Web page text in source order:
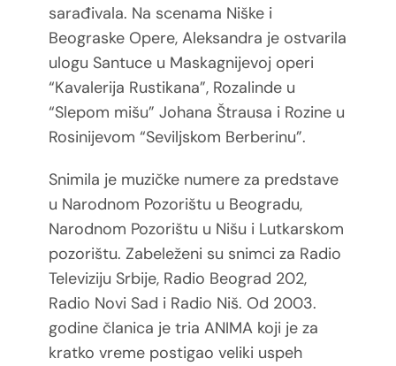
sarađivala. Na scenama Niške i
Beograske Opere, Aleksandra je ostvarila
ulogu Santuce u Maskagnijevoj operi
“Kavalerija Rustikana”, Rozalinde u
“Slepom mišu” Johana Štrausa i Rozine u
Rosinijevom “Seviljskom Berberinu”.
Snimila je muzičke numere za predstave
u Narodnom Pozorištu u Beogradu,
Narodnom Pozorištu u Nišu i Lutkarskom
pozorištu. Zabeleženi su snimci za Radio
Televiziju Srbije, Radio Beograd 202,
Radio Novi Sad i Radio Niš. Od 2003.
godine članica je tria ANIMA koji je za
kratko vreme postigao veliki uspeh